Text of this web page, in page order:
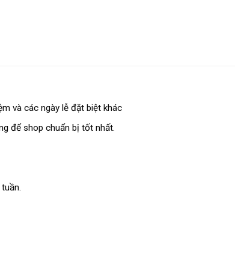
và các ngày lễ đặt biệt khác
để shop chuẩn bị tốt nhất.